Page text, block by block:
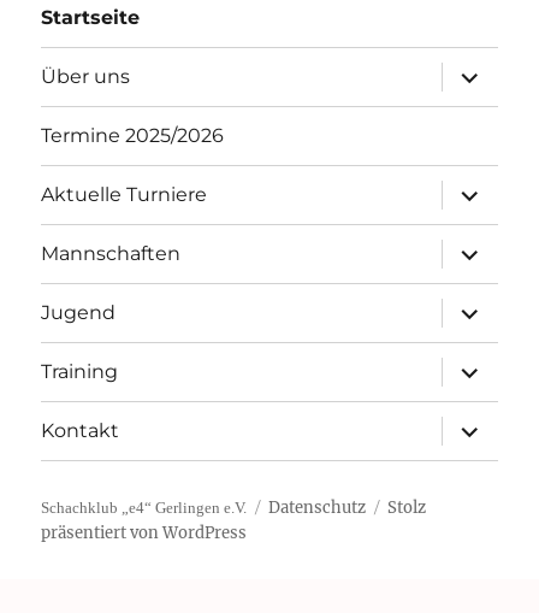
Startseite
Über uns
öffnen
Termine 2025/2026
Aktuelle Turniere
öffnen
Mannschaften
öffnen
Jugend
öffnen
Training
öffnen
Kontakt
öffnen
Schachklub „e4“ Gerlingen e.V. Datenschutz
Stolz
präsentiert von WordPress